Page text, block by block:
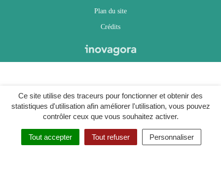
Ce site utilise des traceurs pour fonctionner et obtenir des
statistiques d'utilisation afin améliorer l'utilisation, vous pouvez
contrôler ceux que vous souhaitez activer.
Tout accepter Tout refuser Personnaliser
Plan du site
Crédits